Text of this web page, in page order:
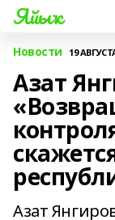
Яйыҡ
Новости 19
Азат
Азат